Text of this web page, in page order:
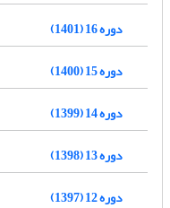
دوره 16 (1401)
دوره 15 (1400)
دوره 14 (1399)
دوره 13 (1398)
دوره 12 (1397)